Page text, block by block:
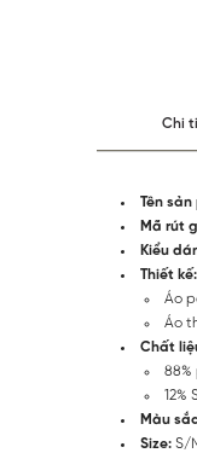
Chi
Tên sản
Mã rút
Kiểu
Thiết kế:
Áo
Áo
Chất
Màu
Size: S/